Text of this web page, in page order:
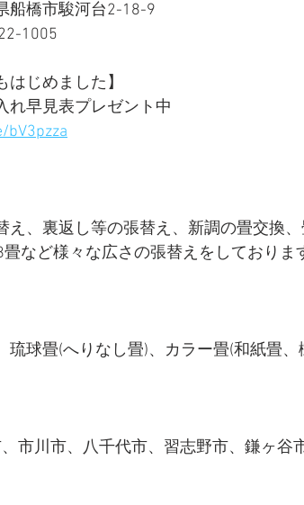
船橋市駿河台2-18-9
1005
はじめました】
れ早見表プレゼント中
bV3pzza
え、裏返し等の張替え、新調の畳交換
など様々な広さの張替えをしておりま
琉球畳(へりなし畳)、カラー畳(和紙畳
市川市、八千代市、習志野市、鎌ヶ谷